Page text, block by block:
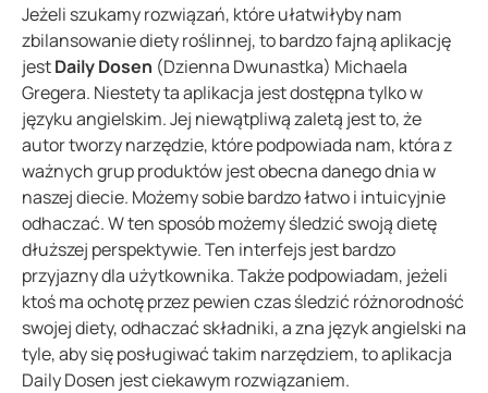
Jeżeli szukamy rozwiązań, które ułatwiłyby nam
zbilansowanie diety roślinnej, to bardzo fajną aplikację
jestDaily Dosen (Dzienna Dwunastka) Michaela
Gregera. Niestety ta aplikacja jest dostępna tylko w
języku angielskim. Jej niewątpliwą zaletą jest to, że
autor tworzy narzędzie, które podpowiada nam, która z
ważnych grup produktów jest obecna danego dnia w
naszej diecie. Możemy sobie bardzo łatwo i intuicyjnie
odhaczać. W ten sposób możemy śledzić swoją dietę
dłuższej perspektywie. Ten interfejs jest bardzo
przyjazny dla użytkownika. Także podpowiadam, jeżeli
ktoś ma ochotę przez pewien czas śledzić różnorodność
swojej diety, odhaczać składniki, a zna język angielski na
tyle, aby się posługiwać takim narzędziem, to aplikacja
Daily Dosen jest ciekawym rozwiązaniem.